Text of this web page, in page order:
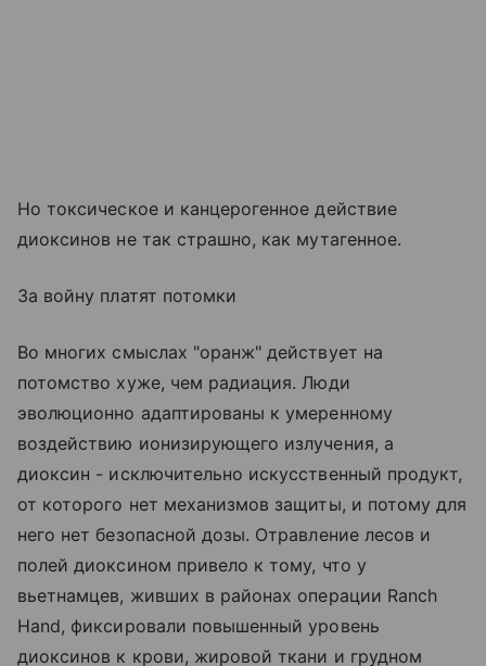
Но токсическое и канцерогенное действие
диоксинов не так страшно, как мутагенное.
За войну платят потомки
Во многих смыслах "оранж" действует на
потомство хуже, чем радиация. Люди
эволюционно адаптированы к умеренному
воздействию ионизирующего излучения, а
диоксин - исключительно искусственный продукт,
от которого нет механизмов защиты, и потому для
него нет безопасной дозы. Отравление лесов и
полей диоксином привело к тому, что у
вьетнамцев, живших в районах операции Ranch
Hand, фиксировали повышенный уровень
диоксинов к крови, жировой ткани и грудном